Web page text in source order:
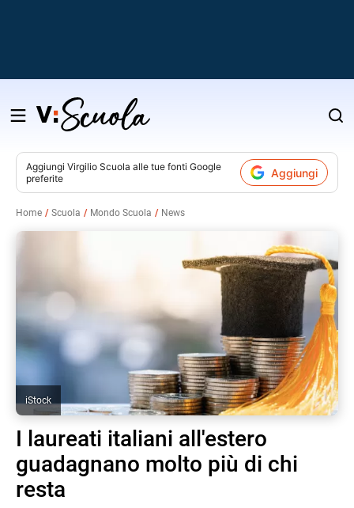
Salta
contenuto
Aggiungi Virgilio Scuola alle tue fonti Google
preferite
Aggiungi
Home Scuola Mondo Scuola News
iStock
I laureati italiani all'estero
guadagnano molto più di chi
resta